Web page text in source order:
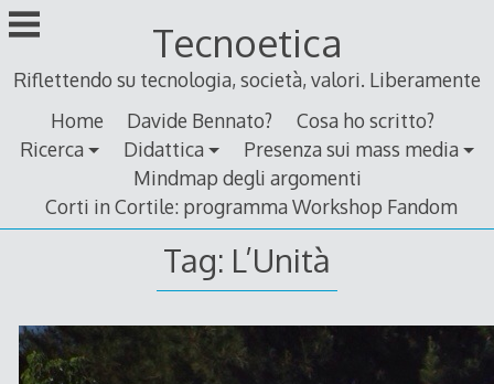
Skip
to
Tecnoetica
Riflettendo su tecnologia, società, valori. Liberamente
Home
Davide Bennato?
Cosa ho scritto?
Ricerca
Didattica
Presenza sui mass media
Mindmap degli argomenti
Corti in Cortile: programma Workshop Fandom
Tag: L’Unità